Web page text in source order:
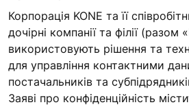
Корпорація KONE та її
дочірні компанії та філії (разом
використовують рішення та
для управління контактними
постачальників та
Заяві про конфіденційність